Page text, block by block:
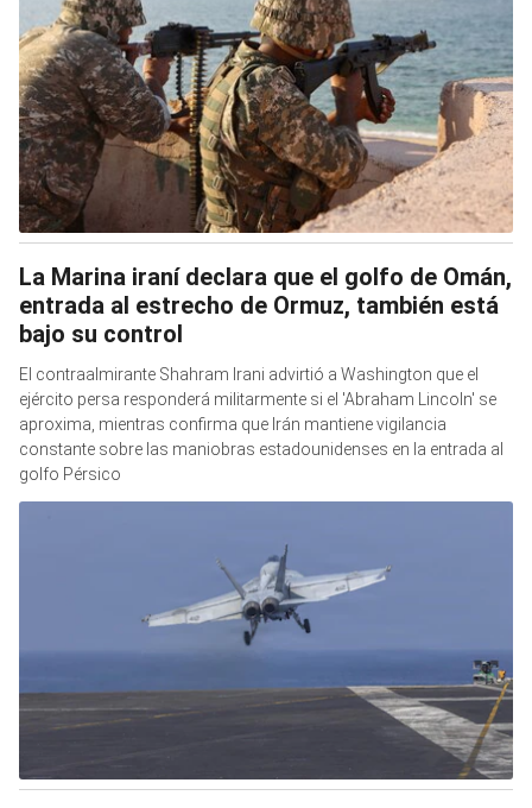
La Marina iraní declara que el golfo de Omán,
entrada al estrecho de Ormuz, también está
bajo su control
El contraalmirante Shahram Irani advirtió a Washington que el
ejército persa responderá militarmente si el 'Abraham Lincoln' se
aproxima, mientras confirma que Irán mantiene vigilancia
constante sobre las maniobras estadounidenses en la entrada al
golfo Pérsico